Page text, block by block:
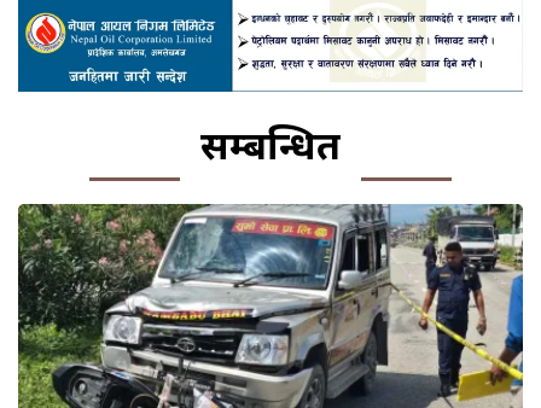
सम्बन्धित